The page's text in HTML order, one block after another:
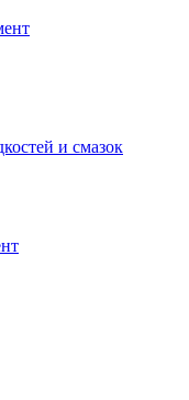
и смазок